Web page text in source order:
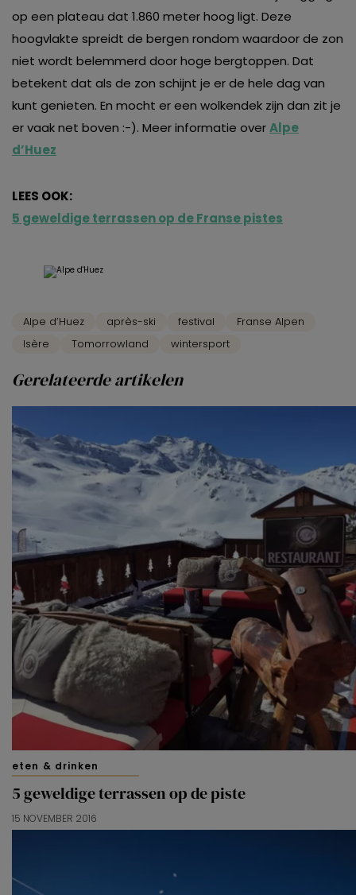
op een plateau dat 1.860 meter hoog ligt. Deze
hoogvlakte spreidt de bergen rondom waardoor de zon
niet wordt belemmerd door hoge bergtoppen. Dat
betekent dat als de zon schijnt je er de hele dag van
kunt genieten. En mocht er een wolkendek zijn dan zit je
er vaak net boven :-). Meer informatie overAlpe
d’Huez
LEES OOK:
5 geweldige terrassen op de Franse pistes
Alpe d’Huez après-ski festival
Franse Alpen
Isère
Tomorrowland wintersport
Gerelateerde artikelen
eten & drinken
5 geweldige terrassen op de piste
15 NOVEMBER 2016